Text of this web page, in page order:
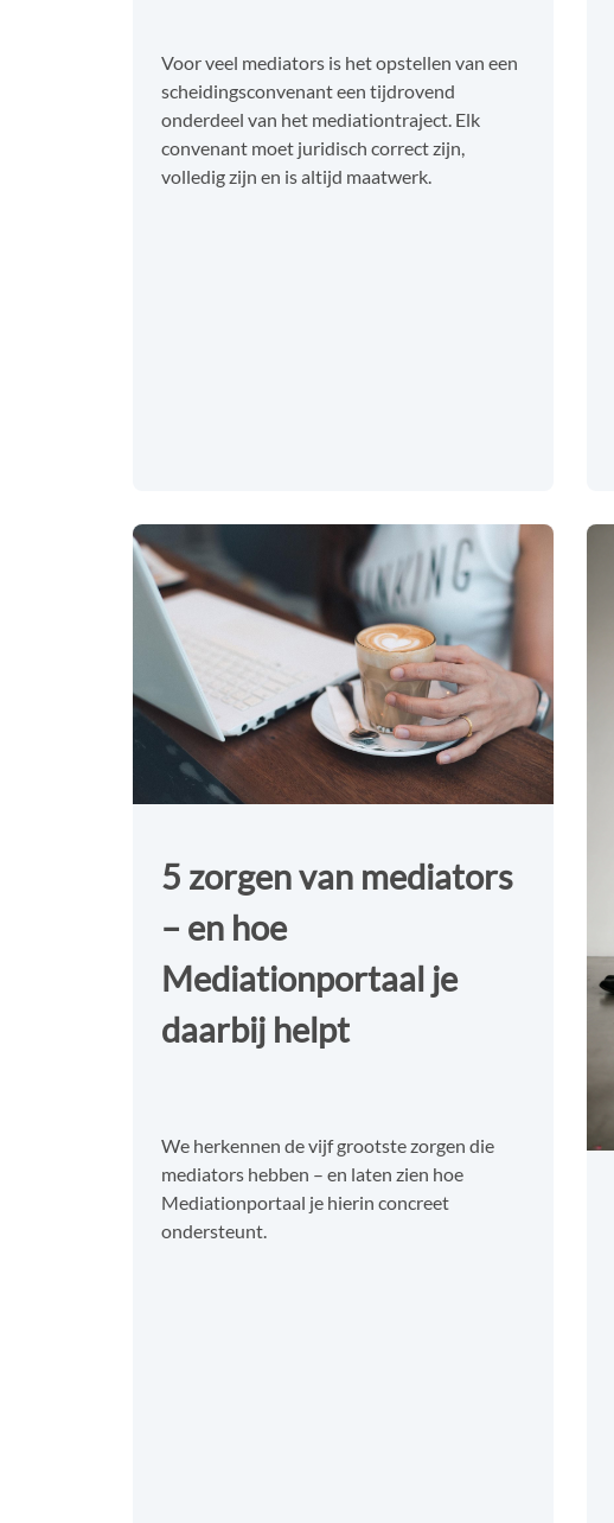
Voor veel mediators is het opstellen van een
scheidingsconvenant een tijdrovend
onderdeel van het mediationtraject. Elk
convenant moet juridisch correct zijn,
volledig zijn en is altijd maatwerk.
5 zorgen van mediators
– en hoe
Mediationportaal je
daarbij helpt
We herkennen de vijf grootste zorgen die
mediators hebben – en laten zien hoe
Mediationportaal je hierin concreet
ondersteunt.